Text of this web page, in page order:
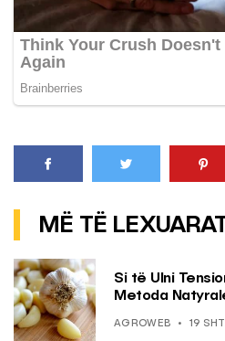
MË TË
Si të Ulni
Metoda
AGROWEB 19